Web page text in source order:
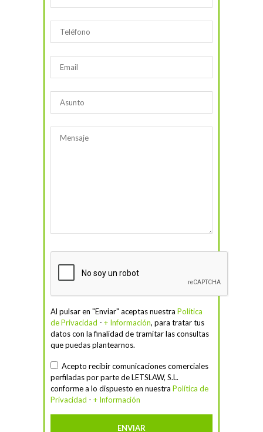
Al pulsar en "Enviar" aceptas nuestra Política
de Privacidad - + Información, para tratar tus
datos con la finalidad de tramitar las consultas
que puedas plantearnos.
Acepto recibir comunicaciones comerciales
perfiladas por parte de LETSLAW, S.L.
conforme a lo dispuesto en nuestra Política de
Privacidad - + Información